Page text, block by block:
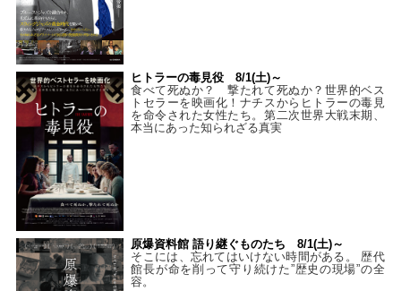
ヒトラーの毒見役 8/1(土)～
食べて死ぬか？ 撃たれて死ぬか？世界的ベス
トセラーを映画化！ナチスからヒトラーの毒見
を命令された女性たち。第二次世界大戦末期、
本当にあった知られざる真実
原爆資料館 語り継ぐものたち 8/1(土)～
そこには、忘れてはいけない時間がある。 歴代
館長が命を削って守り続けた”歴史の現場”の全
容。